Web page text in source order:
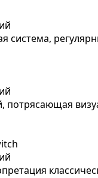
система,
потрясающая